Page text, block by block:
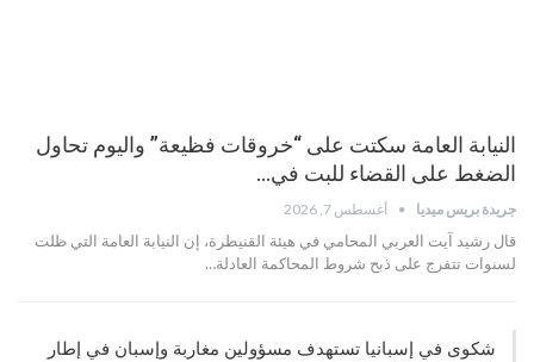
النيابة العامة سكتت على “خروقات فظيعة” واليوم تحاول
الضغط على القضاء للبت في…
جريدة بريس ميديا أغسطس 7, 2026
قال رشيد آيت العربي المحامي في هيئة القنيطرة، إن النيابة العامة التي ظلت
لسنوات تتفرج على ذبح شروط المحاكمة العادلة…
شكوى في إسبانيا تستهدف مسؤولين مغاربة وإسبان في إطار